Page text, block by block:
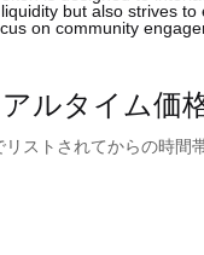
but also strives
on community
ルタイム価
ストされてからの時間